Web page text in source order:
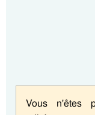
Vous n'êtes